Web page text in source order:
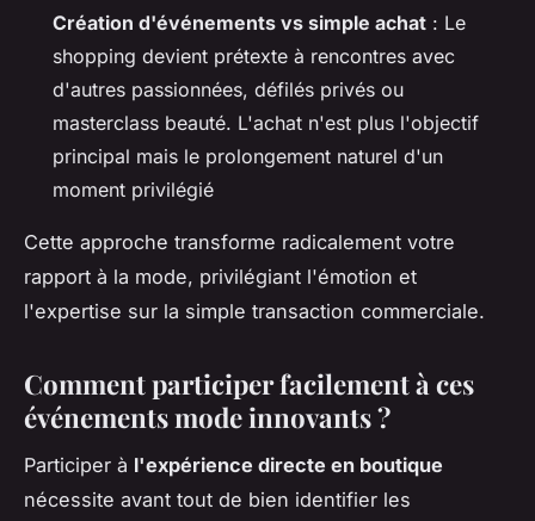
Création d'événements vs simple achat : Le
shopping devient prétexte à rencontres avec
d'autres passionnées, défilés privés ou
masterclass beauté. L'achat n'est plus l'objectif
principal mais le prolongement naturel d'un
moment privilégié
Cette approche transforme radicalement votre
rapport à la mode, privilégiant l'émotion et
l'expertise sur la simple transaction commerciale.
Comment participer facilement à ces
événements mode innovants ?
Participer à l'expérience directe en boutique
nécessite avant tout de bien identifier les